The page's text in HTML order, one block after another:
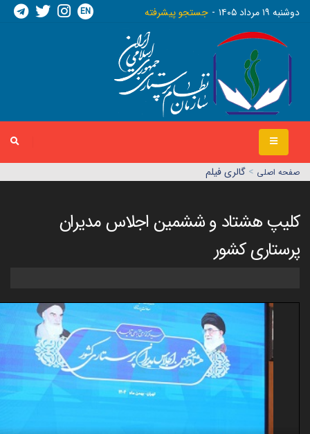
دوشنبه ١٩ مرداد ١٤٠٥ جستجو پیشرفته EN
صفحه اصلي > گالری فیلم
کلیپ هشتاد و ششمین اجلاس مدیران
پرستاری کشور